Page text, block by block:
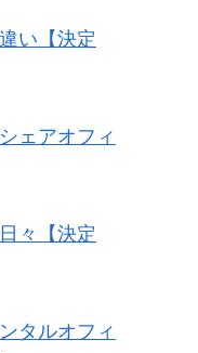
い【決定
ェアオフィ
々【決定
タルオフィ